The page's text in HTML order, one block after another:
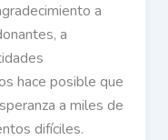
a
a
hace posible que
a miles de
difíciles.